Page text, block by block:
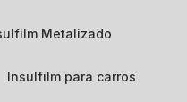
Metalizado
Insulfilm para carros